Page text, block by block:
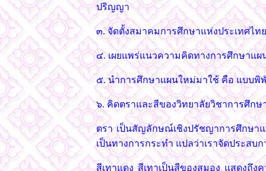
ปริญญา
๓. จัดตั้งสมาคมการศึกษาแห่งประเทศไทย
๔. เผยแพร่แนวความคิดทางการศึกษาแผ
๕. นำการศึกษาแผนใหม่มาใช้ คือ แบบพิพัฒ
๖. คิดตราและสีของวิทยาลัยวิชาการศึก
ตรา เป็นสัญลักษณ์เชิงปรัชญาการศึกษา
เป็นทางการกระทำ แปลว่าเราจัดประส
สีเทาแดง สีเทาเป็นสีของสมอง แสดงถึ